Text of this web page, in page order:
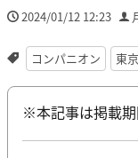
2024/01/12 12:23
コンパニオン 東
※本記事は掲載期